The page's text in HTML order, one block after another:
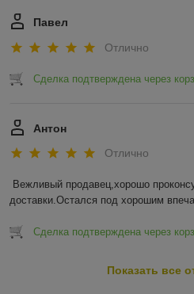
Павел
Отлично
Сделка подтверждена через
Антон
Отлично
Вежливый продавец,хорошо
доставки.Остался под хорошим
Сделка подтверждена через
Показать все